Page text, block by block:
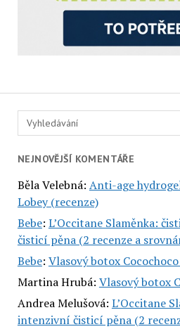
Hledat
NEJNOVĚJŠÍ KOMENTÁŘE
Běla Velebná: Anti-age
Lobey (recenze)
Bebe: L’Occitane Slaměnka:
čisticí pěna (2 recenze a
Bebe: Vlasový botox
Martina Hrubá: Vlasový botox
Andrea Melušová: L’Occitane
intenzivní čisticí pěna (2